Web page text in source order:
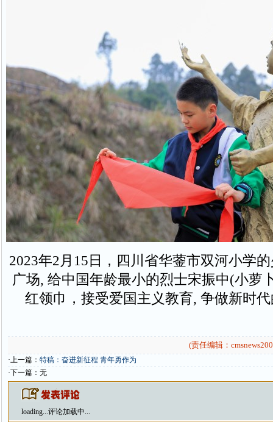
2023年2月15日，四川省华蓥市双河小学
广场, 给中国年龄最小的烈士宋振中(小萝
红领巾，接受爱国主义教育, 争做新时代
(责任编辑：
·上一篇： 特稿：奋进新征程 青年勇作为
·下一篇：无
loading...评论加载中...